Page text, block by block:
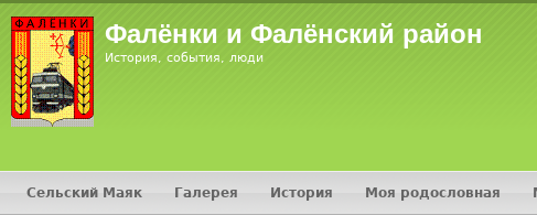
Фалёнки и Фалёнский район
История, события, люди
Главное меню
Сельский Маяк Галерея История Моя родословная